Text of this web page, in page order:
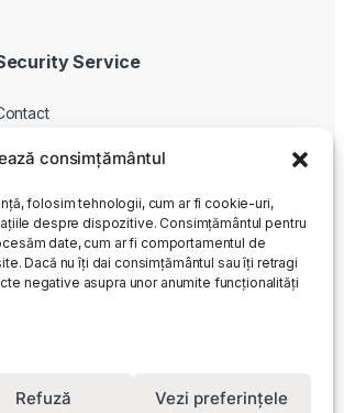
consimțământul
folosim tehnologii, cum ar fi cookie-uri,
despre dispozitive. Consimțământul pentru
date, cum ar fi comportamentul de
Dacă nu îți dai consimțământul sau îți retragi
negative asupra unor anumite funcționalități
Refuză Vezi preferințele
Service
si garantie
cumpar